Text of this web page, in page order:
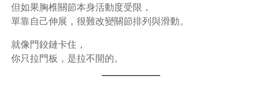
但如果胸椎關節本身活動度受限，
單靠自己伸展，很難改變關節排列與滑動。
就像門鉸鏈卡住，
你只拉門板，是拉不開的。